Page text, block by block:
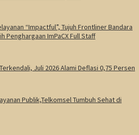
“Impactful”, Tujuh Frontliner Bandara
Penghargaan ImPaCX Full Staff
Juli 2026 Alami Deflasi 0,75 Persen
Publik,Telkomsel Tumbuh Sehat di